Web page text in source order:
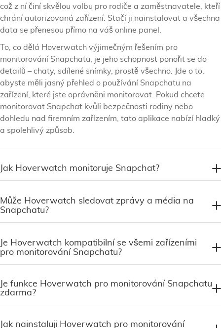
což z ní činí skvělou volbu pro rodiče a zaměstnavatele, kteří
chrání autorizovaná zařízení. Stačí ji nainstalovat a všechna
data se přenesou přímo na váš online panel.
To, co dělá Hoverwatch výjimečným řešením pro
monitorování Snapchatu, je jeho schopnost ponořit se do
detailů – chaty, sdílené snímky, prostě všechno. Jde o to,
abyste měli jasný přehled o používání Snapchatu na
zařízení, které jste oprávněni monitorovat. Pokud chcete
monitorovat Snapchat kvůli bezpečnosti rodiny nebo
dohledu nad firemním zařízením, tato aplikace nabízí hladký
a spolehlivý způsob.
Jak Hoverwatch monitoruje Snapchat?
Může Hoverwatch sledovat zprávy a média na
Snapchatu?
Je Hoverwatch kompatibilní se všemi zařízeními
pro monitorování Snapchatu?
Je funkce Hoverwatch pro monitorování Snapchatu
zdarma?
Jak nainstaluji Hoverwatch pro monitorování